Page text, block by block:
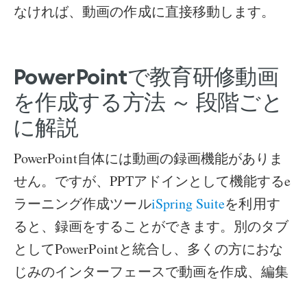
なければ、動画の作成に直接移動します。
PowerPointで教育研修動画
を作成する方法 ～ 段階ごと
に解説
PowerPoint自体には動画の録画機能がありま
せん。ですが、PPTアドインとして機能するe
ラーニング作成ツールiSpring Suiteを利用す
ると、録画をすることができます。別のタブ
としてPowerPointと統合し、多くの方におな
じみのインターフェースで動画を作成、編集